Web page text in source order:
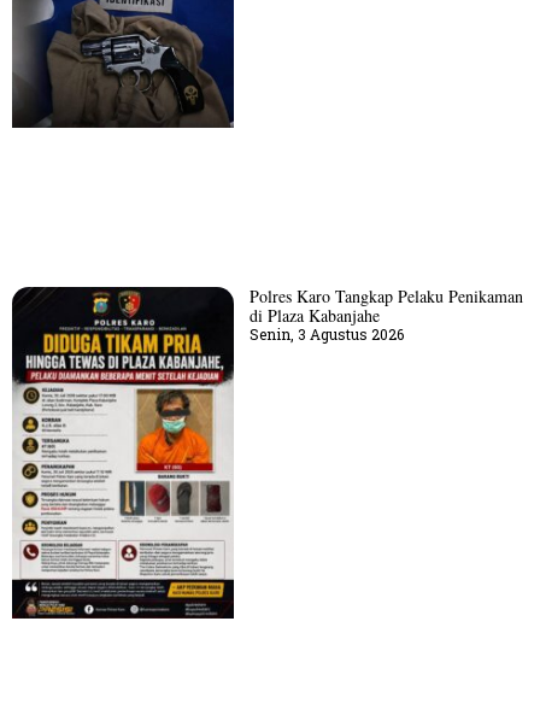
Polres Karo Tangkap Pelaku Penikaman
di Plaza Kabanjahe
Senin, 3 Agustus 2026